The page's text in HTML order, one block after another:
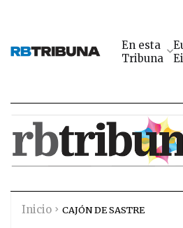
En esta
Tribuna
Inicio CAJÓN DE SASTRE